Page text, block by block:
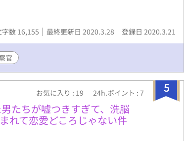
字数 16,155 最終更新日 2020.3.28 登録日 2020.3.21
官
5
お気に入り : 19 24h.ポイント : 7
たちが嘘つきすぎて、洗脳
れて恋愛どころじゃない件